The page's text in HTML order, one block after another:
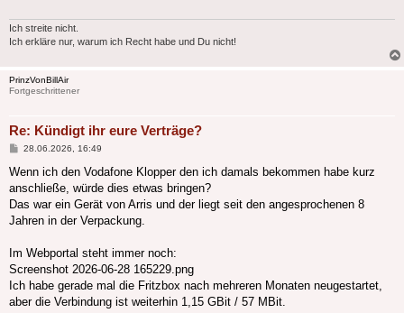
Ich streite nicht.
Ich erkläre nur, warum ich Recht habe und Du nicht!
PrinzVonBillAir
Fortgeschrittener
Re: Kündigt ihr eure Verträge?
Beitrag
28.06.2026, 16:49
Wenn ich den Vodafone Klopper den ich damals bekommen habe kurz
anschließe, würde dies etwas bringen?
Das war ein Gerät von Arris und der liegt seit den angesprochenen 8
Jahren in der Verpackung.
Im Webportal steht immer noch:
Screenshot 2026-06-28 165229.png
Ich habe gerade mal die Fritzbox nach mehreren Monaten neugestartet,
aber die Verbindung ist weiterhin 1,15 GBit / 57 MBit.